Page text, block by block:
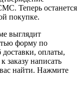
Теперь останется
покупке.
выглядит
форму по
доставки, оплаты,
заказу написать
найти. Нажмите